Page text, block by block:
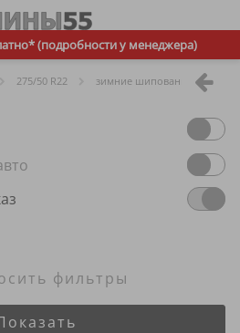
(подробности у менеджера)
275/50 R22 зимние шипованные
фильтры